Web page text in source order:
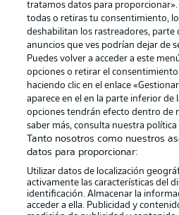
Publicidad
Gestionar las preferencias
Canales
Jugadores
Sello Editorial
tratamos datos para proporcionar».
todas o retiras tu consentimiento,
deshabilitan los rastreadores, parte
anuncios que ves podrían dejar de
Puedes volver a acceder a este
opciones o retirar el
haciendo clic en el enlace
aparece en el en la parte inferior de
opciones tendrán efecto dentro de
saber más, consulta nuestra
Tanto nosotros como nuestros
datos para proporcionar:
Utilizar datos de localización
activamente las características del
identificación. Almacenar la
acceder a ella. Publicidad y